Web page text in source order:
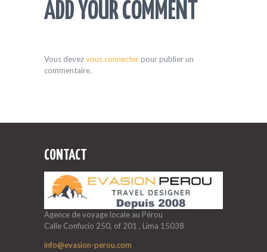
ADD YOUR COMMENT
Vous devezvous connecterpour publier un
commentaire.
CONTACT
Agence de voyage locale au Pérou
Calle Confucio 250, of 201 , Lima 15038
info@evasion-perou.com